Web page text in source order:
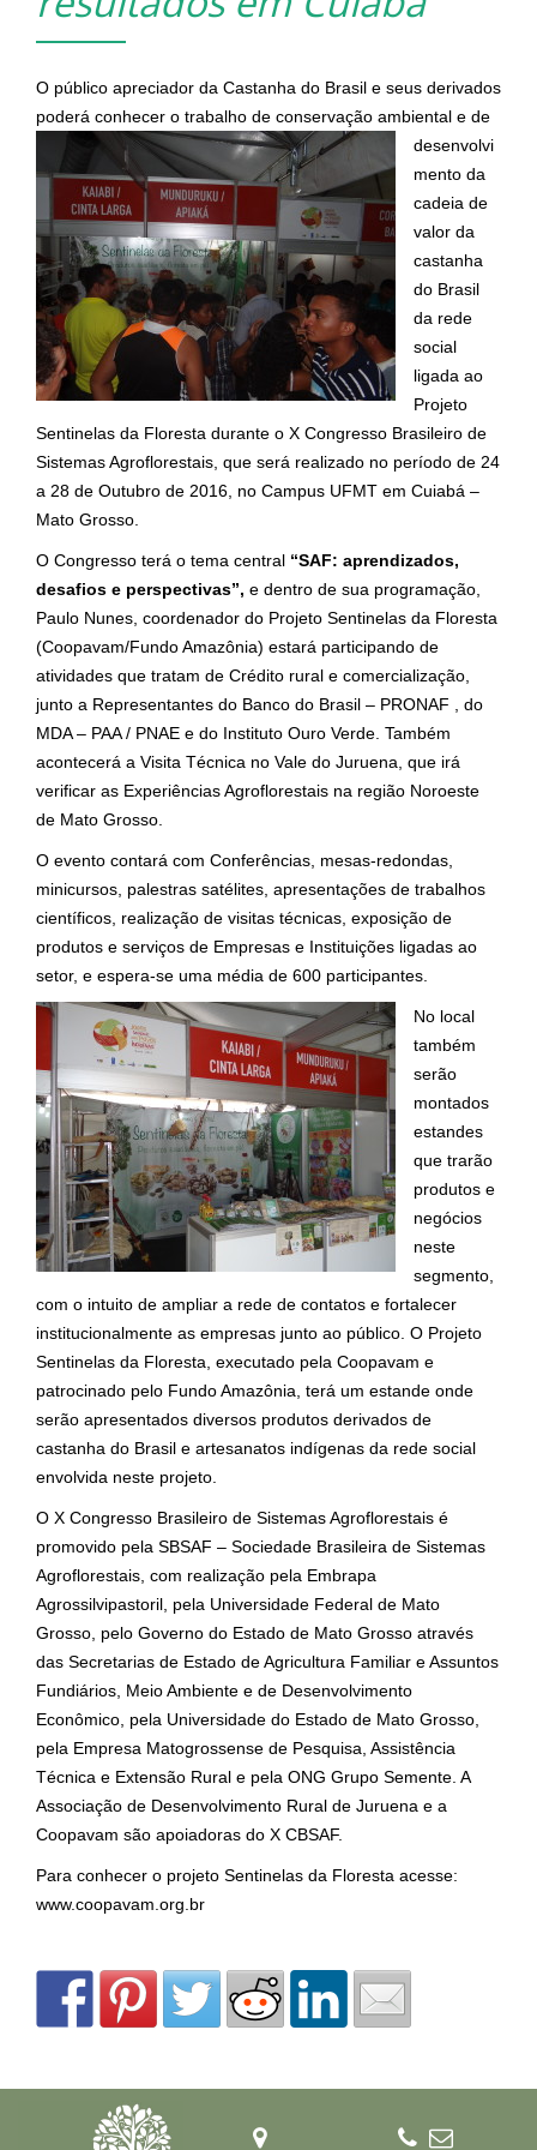
t
o
O público apreciador da Castanha do Brasil e seus derivados
poderá conhecer o trabalho de conservação ambiental e de
desenvolvi
mento da
cadeia de
valor da
castanha
do Brasil
da rede
social
ligada ao
Projeto
Sentinelas da Floresta durante o X Congresso Brasileiro de
Sistemas Agroflorestais, que será realizado no período de 24
a 28 de Outubro de 2016, no Campus UFMT em Cuiabá –
Mato Grosso.
O Congresso terá o tema central “SAF: aprendizados,
desafios e perspectivas”, e dentro de sua programação,
Paulo Nunes, coordenador do Projeto Sentinelas da Floresta
(Coopavam/Fundo Amazônia) estará participando de
atividades que tratam de Crédito rural e comercialização,
junto a Representantes do Banco do Brasil – PRONAF , do
MDA – PAA / PNAE e do Instituto Ouro Verde. Também
acontecerá a Visita Técnica no Vale do Juruena, que irá
verificar as Experiências Agroflorestais na região Noroeste
de Mato Grosso.
O evento contará com Conferências, mesas-redondas,
minicursos, palestras satélites, apresentações de trabalhos
científicos, realização de visitas técnicas, exposição de
produtos e serviços de Empresas e Instituições ligadas ao
setor, e espera-se uma média de 600 participantes.
No local
também
serão
montados
estandes
que trarão
produtos e
negócios
neste
segmento,
com o intuito de ampliar a rede de contatos e fortalecer
institucionalmente as empresas junto ao público. O Projeto
Sentinelas da Floresta, executado pela Coopavam e
patrocinado pelo Fundo Amazônia, terá um estande onde
serão apresentados diversos produtos derivados de
castanha do Brasil e artesanatos indígenas da rede social
envolvida neste projeto.
O X Congresso Brasileiro de Sistemas Agroflorestais é
promovido pela SBSAF – Sociedade Brasileira de Sistemas
Agroflorestais, com realização pela Embrapa
Agrossilvipastoril, pela Universidade Federal de Mato
Grosso, pelo Governo do Estado de Mato Grosso através
das Secretarias de Estado de Agricultura Familiar e Assuntos
Fundiários, Meio Ambiente e de Desenvolvimento
Econômico, pela Universidade do Estado de Mato Grosso,
pela Empresa Matogrossense de Pesquisa, Assistência
Técnica e Extensão Rural e pela ONG Grupo Semente. A
Associação de Desenvolvimento Rural de Juruena e a
Coopavam são apoiadoras do X CBSAF.
Para conhecer o projeto Sentinelas da Floresta acesse:
www.coopavam.org.br